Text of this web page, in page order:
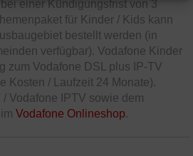
einer Kündigungsfrist von 3
für Kinder / Kids kann
bestellt werden (in
verfügbar). Vodafone Kinder
zum Vodafone DSL plus IP-TV
Kosten / Laufzeit 24 Monate).
Vodafone IPTV sowie dem
Vodafone Onlineshop.